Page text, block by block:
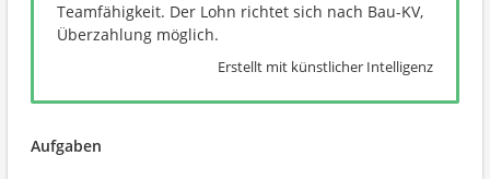
Teamfähigkeit. Der Lohn richtet sich nach Bau-KV,
Überzahlung möglich.
Erstellt mit künstlicher Intelligenz
Aufgaben